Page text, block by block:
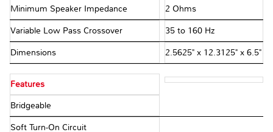
Minimum Speaker Impedance 2 Ohms
Variable Low Pass Crossover 35 to 160 Hz
Dimensions 2.5625" x 12.3125" x 6.5"
Features
Bridgeable
Soft Turn-On Circuit